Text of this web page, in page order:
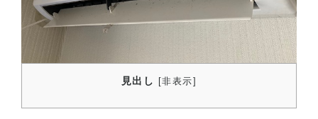
見出し [非表示]